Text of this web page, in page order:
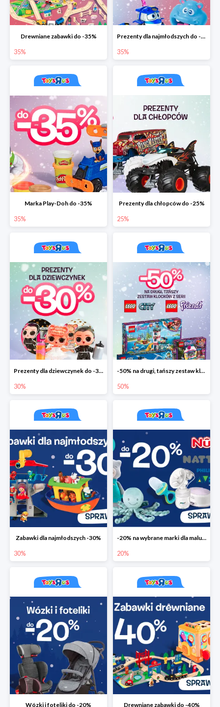
Drewniane zabawki do -35%
35%
Prezenty dla najmłodszych do -35%
35%
Marka Play-Doh do -35%
35%
Prezenty dla chłopców do -25%
25%
Prezenty dla dziewczynek do -30%
30%
-50% na drugi, tańszy zestaw klocków
50%
Zabawki dla najmłodszych -30%
30%
-20% na wybrane marki dla maluchów
20%
Wózki i foteliki do -20% Drewniane zabawki do -40%